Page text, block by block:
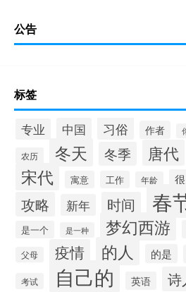
公告
标签
专业 中国 习俗 作者
农历 冬天 冬季 唐代
宋代 寓意 工作 年龄
攻略 新年 时间 春
是一个 是一种 梦幻西游
父母 疫情 的人 的是
考试 自己的 英语 诗